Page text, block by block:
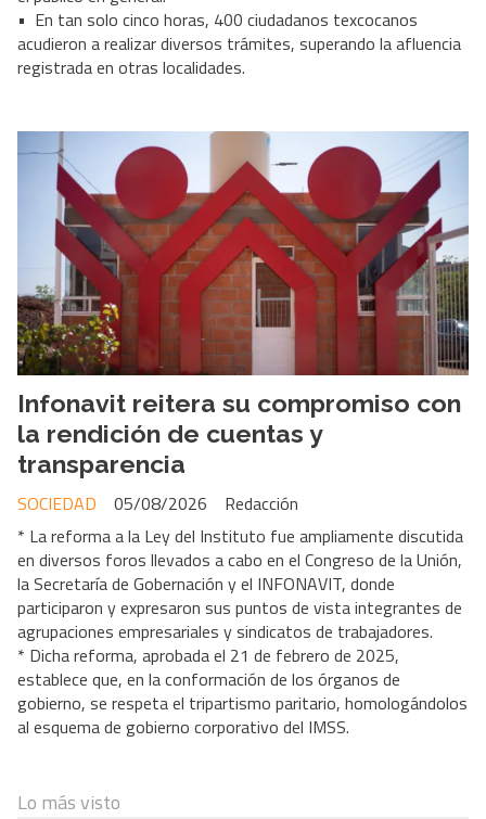
• En tan solo cinco horas, 400 ciudadanos texcocanos
acudieron a realizar diversos trámites, superando la afluencia
registrada en otras localidades.
Infonavit reitera su compromiso con
la rendición de cuentas y
transparencia
Redacción
SOCIEDAD
05/08/2026
* La reforma a la Ley del Instituto fue ampliamente discutida
en diversos foros llevados a cabo en el Congreso de la Unión,
la Secretaría de Gobernación y el INFONAVIT, donde
participaron y expresaron sus puntos de vista integrantes de
agrupaciones empresariales y sindicatos de trabajadores.
* Dicha reforma, aprobada el 21 de febrero de 2025,
establece que, en la conformación de los órganos de
gobierno, se respeta el tripartismo paritario, homologándolos
al esquema de gobierno corporativo del IMSS.
Lo más visto